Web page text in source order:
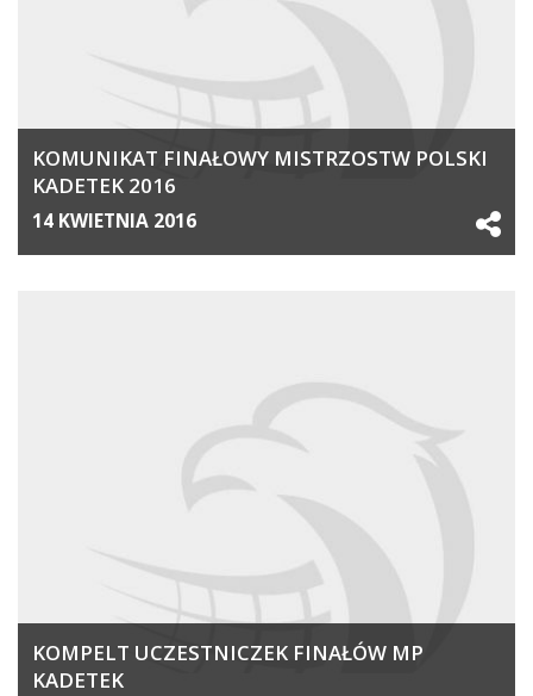
KOMUNIKAT FINAŁOWY MISTRZOSTW POLSKI
KADETEK 2016
14 KWIETNIA 2016
KOMPELT UCZESTNICZEK FINAŁÓW MP
KADETEK